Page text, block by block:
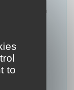
to
par un médecin
unité mobile
médicale
distinct de la